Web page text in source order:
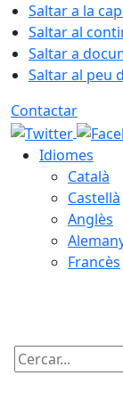
Saltar a la
Saltar al
Saltar a
Saltar al peu
Contactar
Idiomes
Català
Castellà
Anglès
Francès
Cercar: